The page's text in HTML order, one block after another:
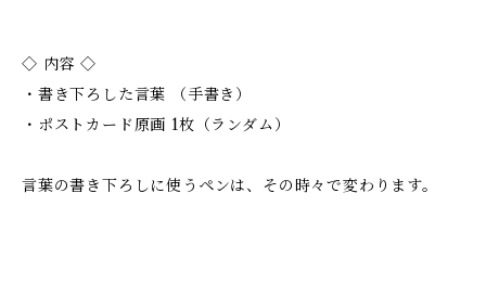
◇ 内容 ◇
・書き下ろした言葉 （手書き）
・ポストカード原画 1枚（ランダム）
言葉の書き下ろしに使うペンは、その時々で変わります。